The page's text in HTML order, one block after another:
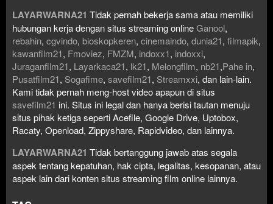
LAYARWARNA21 Tidak pernah bekerja sama atau memiliki
hubungan kerja dengan situs streaming onlineGanool,
rebahin, cgvindo, bioskopkeren, cinemaindo, dunia21, filmapik,
kawanfilm21, Fmoviez, FMZM, indoxx1, indoxxi,
Juraganfilm21, Layarkaca21, lk21, Melongfilm, nb21,Pahe in,
Pusatfilm21, Sogafime, savefilm21, Streamxxi, dan lain-lain.
Kami tidak pernah meng-host video apapun di situs
savefilm21 ini. Situs ini legal dan hanya berisi tautan menuju
situs pihak ketiga seperti Acefile, Google Drive, Uptobox,
Racaty, Openload, Zippyshare, Rapidvideo, dan lainnya.
LAYARWARNA21 Tidak bertanggung jawab atas segala
aspek tentang kepatuhan, hak cipta, legalitas, kesopanan, atau
aspek lain dari konten situs streaming film online lainnya.